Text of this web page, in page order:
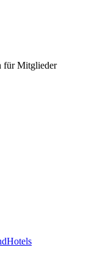
für Mitglieder
Hotels